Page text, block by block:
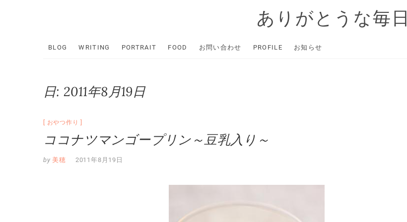
ありがとうな毎日
BLOG WRITING PORTRAIT FOOD お問い合わせ PROFILE お知らせ
日: 2011年8月19日
おやつ作り
ココナツマンゴープリン～豆乳入り～
by 美穂 2011年8月19日